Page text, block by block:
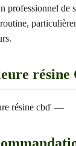
professionnel de
résine
résine cbd' —